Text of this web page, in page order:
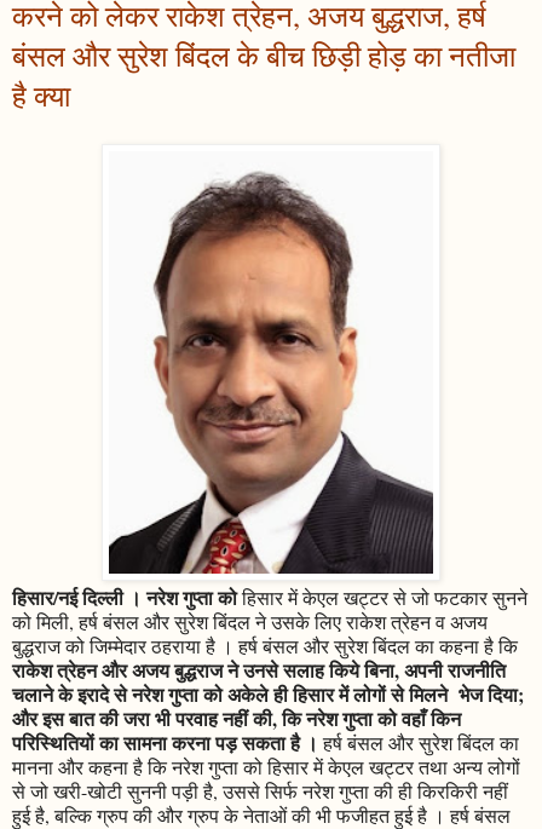
करने को लेकर राकेश त्रेहन, अजय बुद्धराज, हर्ष
बंसल और सुरेश बिंदल के बीच छिड़ी होड़ का नतीजा
है क्या
हिसार/नई दिल्ली । नरेश गुप्ता कोहिसार में केएल खट्टर से जो फटकार सुनने
को मिली, हर्ष बंसल और सुरेश बिंदल ने उसके लिए राकेश त्रेहन व अजय
बुद्धराज को जिम्मेदार ठहराया है । हर्ष बंसल और सुरेश बिंदल का कहना है कि
राकेश त्रेहन और अजय बुद्धराज ने उनसे सलाह किये बिना, अपनी राजनीति
चलाने के इरादे से नरेश गुप्ता को अकेले ही हिसार में लोगों से मिलने भेज दिया;
और इस बात की जरा भी परवाह नहीं की, कि नरेश गुप्ता को वहाँ किन
परिस्थितियों का सामना करना पड़ सकता है । हर्ष बंसल और सुरेश बिंदल का
मानना और कहना है कि नरेश गुप्ता को हिसार में केएल खट्टर तथा अन्य लोगों
से जो खरी-खोटी सुननी पड़ी है, उससे सिर्फ नरेश गुप्ता की ही किरकिरी नहीं
हुई है, बल्कि ग्रुप की और ग्रुप के नेताओं की भी फजीहत हुई है । हर्ष बंसल